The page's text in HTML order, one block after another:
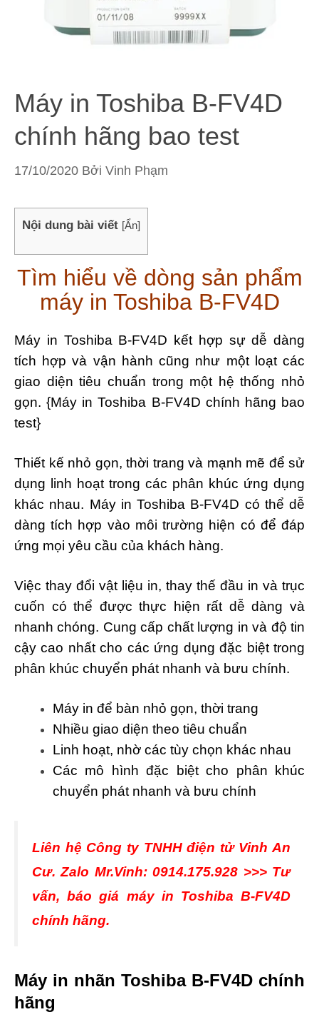
Máy in Toshiba B-FV4D
chính hãng bao test
17/10/2020 Bởi Vinh Phạm
Nội dung bài viết [Ẩn]
Tìm hiểu về dòng sản phẩm
máy in Toshiba B-FV4D
Máy in Toshiba B-FV4D kết hợp sự dễ dàng
tích hợp và vận hành cũng như một loạt các
giao diện tiêu chuẩn trong một hệ thống nhỏ
gọn. {Máy in Toshiba B-FV4D chính hãng bao
test}
Thiết kế nhỏ gọn, thời trang và mạnh mẽ để sử
dụng linh hoạt trong các phân khúc ứng dụng
khác nhau. Máy in Toshiba B-FV4D có thể dễ
dàng tích hợp vào môi trường hiện có để đáp
ứng mọi yêu cầu của khách hàng.
Việc thay đổi vật liệu in, thay thế đầu in và trục
cuốn có thể được thực hiện rất dễ dàng và
nhanh chóng. Cung cấp chất lượng in và độ tin
cậy cao nhất cho các ứng dụng đặc biệt trong
phân khúc chuyển phát nhanh và bưu chính.
Máy in để bàn nhỏ gọn, thời trang
Nhiều giao diện theo tiêu chuẩn
Linh hoạt, nhờ các tùy chọn khác nhau
Các mô hình đặc biệt cho phân khúc
chuyển phát nhanh và bưu chính
Liên hệ Công ty TNHH điện tử Vinh An
Cư. Zalo Mr.Vinh: 0914.175.928 >>> Tư
vấn, báo giá máy in Toshiba B-FV4D
chính hãng.
Máy in nhãn Toshiba B-FV4D chính
hãng